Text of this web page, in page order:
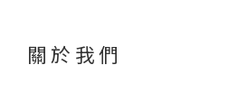
關於我們